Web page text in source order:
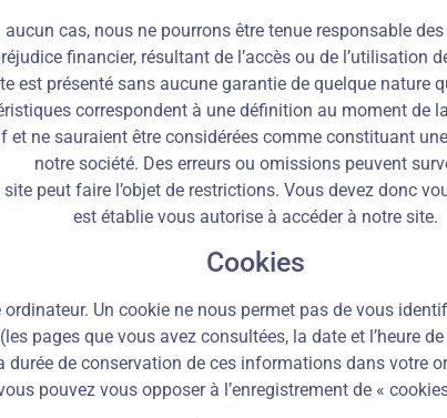
cas, nous ne pourrons être tenue responsable
financier, résultant de l’accès ou de
est présenté sans aucune garantie de quelque nature
correspondent à une définition au moment de
et ne sauraient être considérées comme constituant
notre société. Des erreurs ou omissions peuvent
peut faire l’objet de restrictions. Vous devez donc
est établie vous autorise à accéder à notre site.
Cookies
Un cookie ne nous permet pas de vous
pages que vous avez consultées, la date et l’heure
durée de conservation de ces informations dans votre
pouvez vous opposer à l’enregistrement de «